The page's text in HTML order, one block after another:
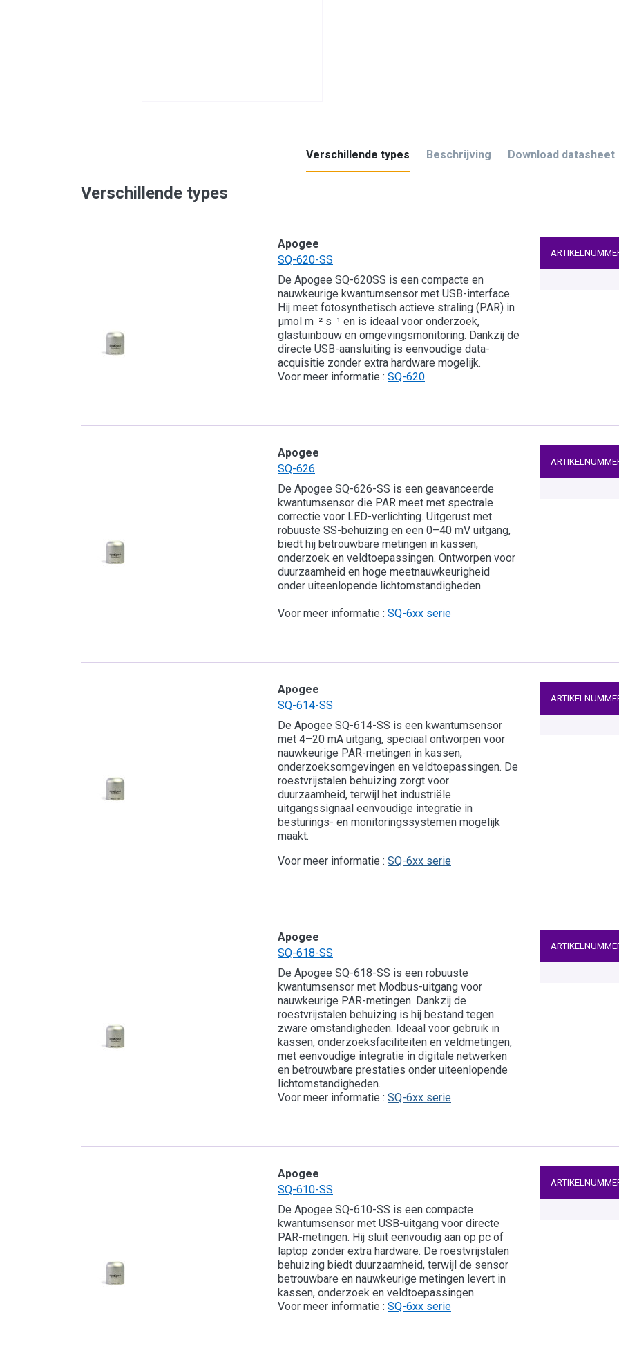
Verschillende types Beschrijving Download datasheet
Verschillende types
Apogee
SQ-620-SS
De Apogee SQ-620SS is een compacte en
nauwkeurige kwantumsensor met USB-interface.
Hij meet fotosynthetisch actieve straling (PAR) in
μmol m⁻² s⁻¹ en is ideaal voor onderzoek,
glastuinbouw en omgevingsmonitoring. Dankzij de
directe USB-aansluiting is eenvoudige data-
acquisitie zonder extra hardware mogelijk.
Voor meer informatie : SQ-620
Apogee
SQ-626
De Apogee SQ-626-SS is een geavanceerde
kwantumsensor die PAR meet met spectrale
correctie voor LED-verlichting. Uitgerust met
robuuste SS-behuizing en een 0–40 mV uitgang,
biedt hij betrouwbare metingen in kassen,
onderzoek en veldtoepassingen. Ontworpen voor
duurzaamheid en hoge meetnauwkeurigheid
onder uiteenlopende lichtomstandigheden.
Voor meer informatie : SQ-6xx serie
Apogee
SQ-614-SS
De Apogee SQ-614-SS is een kwantumsensor
met 4–20 mA uitgang, speciaal ontworpen voor
nauwkeurige PAR-metingen in kassen,
onderzoeksomgevingen en veldtoepassingen. De
roestvrijstalen behuizing zorgt voor
duurzaamheid, terwijl het industriële
uitgangssignaal eenvoudige integratie in
besturings- en monitoringssystemen mogelijk
maakt.
Voor meer informatie : SQ-6xx serie
Apogee
SQ-618-SS
De Apogee SQ-618-SS is een robuuste
kwantumsensor met Modbus-uitgang voor
nauwkeurige PAR-metingen. Dankzij de
roestvrijstalen behuizing is hij bestand tegen
zware omstandigheden. Ideaal voor gebruik in
kassen, onderzoeksfaciliteiten en veldmetingen,
met eenvoudige integratie in digitale netwerken
en betrouwbare prestaties onder uiteenlopende
lichtomstandigheden.
Voor meer informatie : SQ-6xx serie
Apogee
SQ-610-SS
De Apogee SQ-610-SS is een compacte
kwantumsensor met USB-uitgang voor directe
PAR-metingen. Hij sluit eenvoudig aan op pc of
laptop zonder extra hardware. De roestvrijstalen
behuizing biedt duurzaamheid, terwijl de sensor
betrouwbare en nauwkeurige metingen levert in
kassen, onderzoek en veldtoepassingen.
Voor meer informatie : SQ-6xx serie